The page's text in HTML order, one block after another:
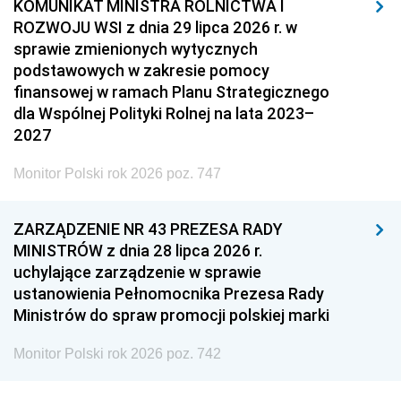
KOMUNIKAT MINISTRA ROLNICTWA I
ROZWOJU WSI z dnia 29 lipca 2026 r. w
sprawie zmienionych wytycznych
podstawowych w zakresie pomocy
finansowej w ramach Planu Strategicznego
dla Wspólnej Polityki Rolnej na lata 2023–
2027
Monitor Polski rok 2026 poz. 747
ZARZĄDZENIE NR 43 PREZESA RADY
MINISTRÓW z dnia 28 lipca 2026 r.
uchylające zarządzenie w sprawie
ustanowienia Pełnomocnika Prezesa Rady
Ministrów do spraw promocji polskiej marki
Monitor Polski rok 2026 poz. 742